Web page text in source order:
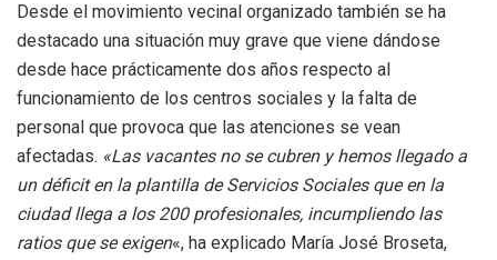
Desde el movimiento vecinal organizado también se ha
destacado una situación muy grave que viene dándose
desde hace prácticamente dos años respecto al
funcionamiento de los centros sociales y la falta de
personal que provoca que las atenciones se vean
afectadas. «Las vacantes no se cubren y hemos llegado a
un déficit en la plantilla de Servicios Sociales que en la
ciudad llega a los 200 profesionales, incumpliendo las
ratios que se exigen«, ha explicado María José Broseta,